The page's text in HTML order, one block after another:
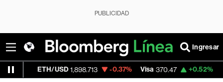
PUBLICIDAD
Ingresar
1,898.713 -0.37% Visa 370.47 +0.52%